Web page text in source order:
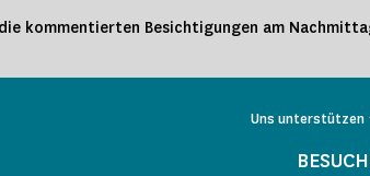
kommentierten Besichtigungen am
Uns unterstützen